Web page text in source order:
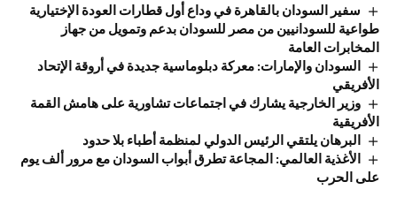
سفير السودان بالقاهرة في وداع أول قطارات العودة الإختيارية
طواعية للسودانيين من مصر للسودان بدعم وتمويل من جهاز
المخابرات العامة
السودان والإمارات: معركة دبلوماسية جديدة في أروقة الإتحاد
الأفريقي
وزير الخارجية يشارك في اجتماعات تشاورية على هامش القمة
الأفريقية
البرهان يلتقي الرئيس الدولي لمنظمة أطباء بلا حدود
الأغذية العالمي: المجاعة تطرق أبواب السودان مع مرور ألف يوم
على الحرب